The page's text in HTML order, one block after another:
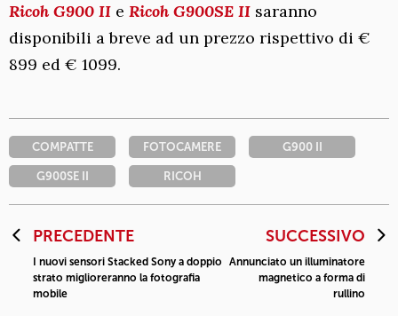
Ricoh G900 II e Ricoh G900SE II saranno
disponibili a breve ad un prezzo rispettivo di €
899 ed € 1099.
COMPATTE FOTOCAMERE G900 II
G900SE II RICOH
PRECEDENTE
I nuovi sensori Stacked Sony a doppio
strato miglioreranno la fotografia
mobile
SUCCESSIVO
Annunciato un illuminatore
magnetico a forma di
rullino